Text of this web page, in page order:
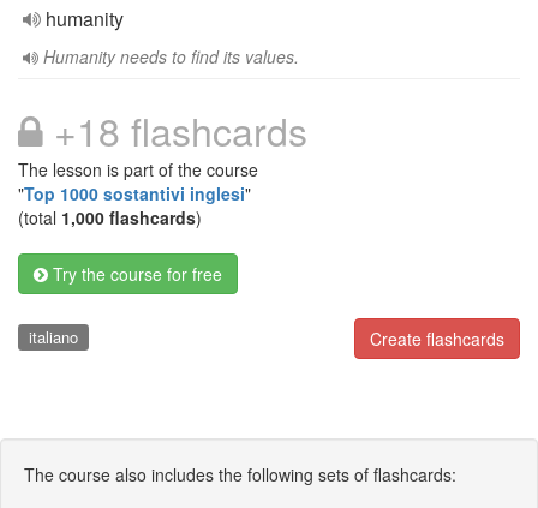
humanity
Humanity needs to find its values.
+18 flashcards
The lesson is part of the course
"Top 1000 sostantivi inglesi"
(total 1,000 flashcards)
Try the course for free
Create flashcards
italiano
The course also includes the following sets of flashcards: